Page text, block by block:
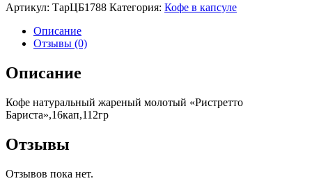
Артикул: ТарЦБ1788 Категория: Кофе в капсуле
Описание
Отзывы (0)
Описание
Кофе натуральный жареный молотый «Ристретто
Бариста»,16кап,112гр
Отзывы
Отзывов пока нет.